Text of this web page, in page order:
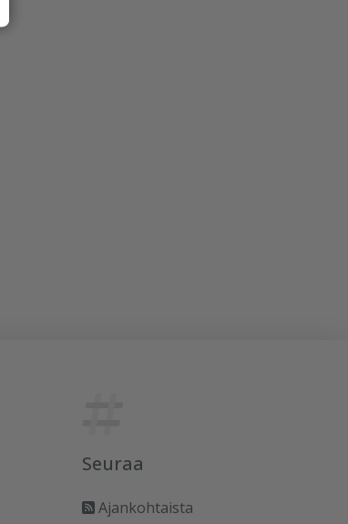
Seuraa
Ajankohtaista